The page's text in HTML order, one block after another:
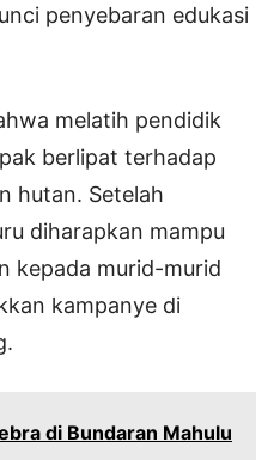
penyebaran edukasi
melatih pendidik
berlipat terhadap
hutan. Setelah
diharapkan mampu
kepada murid-murid
kampanye di
di Bundaran Mahulu